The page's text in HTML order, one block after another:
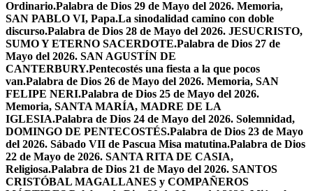
Ordinario.Palabra de Dios 29 de Mayo del 2026. Memoria,
SAN PABLO VI, Papa.La sinodalidad camino con doble
discurso.Palabra de Dios 28 de Mayo del 2026. JESUCRISTO,
SUMO Y ETERNO SACERDOTE.Palabra de Dios 27 de
Mayo del 2026. SAN AGUSTÍN DE
CANTERBURY.Pentecostés una fiesta a la que pocos
van.Palabra de Dios 26 de Mayo del 2026. Memoria, SAN
FELIPE NERI.Palabra de Dios 25 de Mayo del 2026.
Memoria, SANTA MARÍA, MADRE DE LA
IGLESIA.Palabra de Dios 24 de Mayo del 2026. Solemnidad,
DOMINGO DE PENTECOSTÉS.Palabra de Dios 23 de Mayo
del 2026. Sábado VII de Pascua Misa matutina.Palabra de Dios
22 de Mayo de 2026. SANTA RITA DE CASIA,
Religiosa.Palabra de Dios 21 de Mayo del 2026. SANTOS
CRISTÓBAL MAGALLANES y COMPAÑEROS